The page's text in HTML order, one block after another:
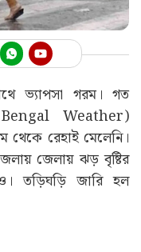
ভ্যাপসা গরম। গত
Bengal Weather)
রেহাই মেলেনি।
জেলায় ঝড় বৃষ্টির
তড়িঘড়ি জারি হল